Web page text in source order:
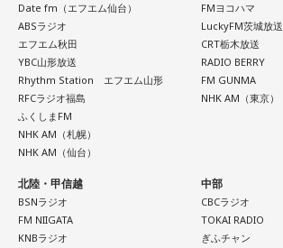
Date fm（エフエム仙台）
ABSラジオ
エフエム秋田
YBC山形放送
Rhythm Station エフエム山形
RFCラジオ福島
ふくしまFM
NHK AM（札幌）
NHK AM（仙台）
FMヨコハマ
LuckyFM茨城放送
CRT栃木放送
RADIO BERRY
FM GUNMA
NHK AM（東京）
北陸・甲信越
BSNラジオ
FM NIIGATA
KNBラジオ
中部
CBCラジオ
TOKAI RADIO
ぎふチャン